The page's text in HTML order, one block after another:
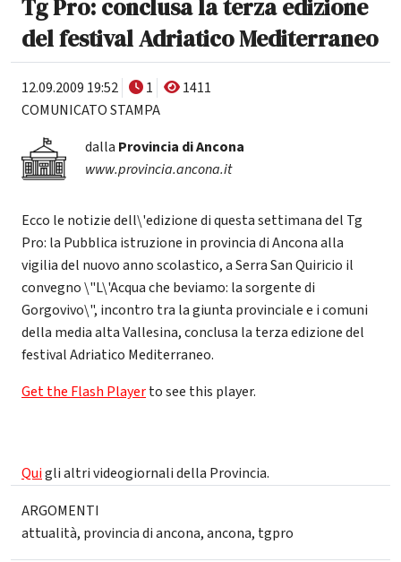
Tg Pro: conclusa la terza edizione
del festival Adriatico Mediterraneo
12.09.2009 19:52 1
1411
COMUNICATO STAMPA
dalla Provincia di Ancona
www.provincia.ancona.it
Ecco le notizie dell\'edizione di questa settimana del Tg
Pro: la Pubblica istruzione in provincia di Ancona alla
vigilia del nuovo anno scolastico, a Serra San Quiricio il
convegno \"L\'Acqua che beviamo: la sorgente di
Gorgovivo\", incontro tra la giunta provinciale e i comuni
della media alta Vallesina, conclusa la terza edizione del
festival Adriatico Mediterraneo.
Get the Flash Playerto see this player.
Quigli altri videogiornali della Provincia.
ARGOMENTI
attualità, provincia di ancona,ancona, tgpro